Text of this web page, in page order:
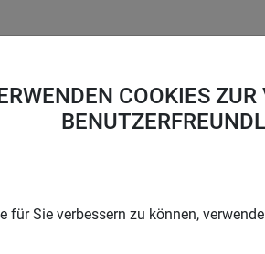
COOKIES ZUR
für Sie verbessern zu können,